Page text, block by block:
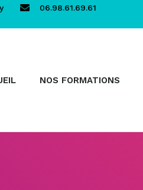
06.98.61.69.61
NOS FORMATIONS